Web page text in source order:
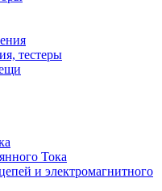
тестеры
Тока
и электромагнитного